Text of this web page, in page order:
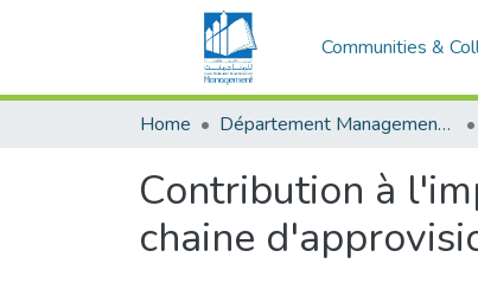
Communities &
Home Département Management et Entrepreneuriat
Contribution à
chaine